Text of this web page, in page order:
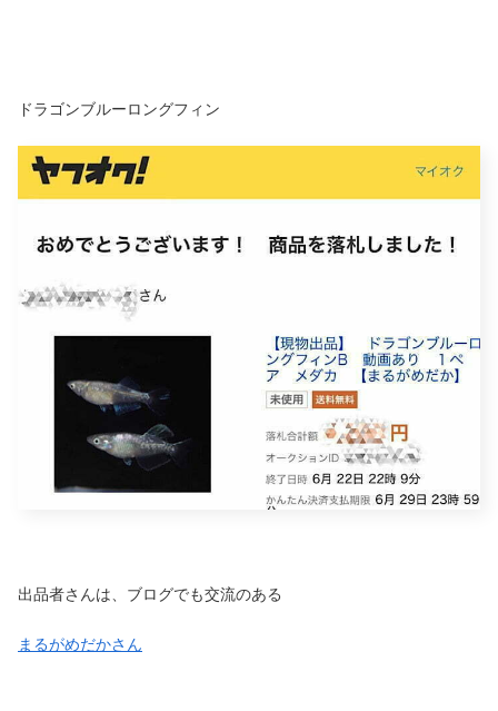
ドラゴンブルーロングフィン
出品者さんは、ブログでも交流のある
まるがめだかさん